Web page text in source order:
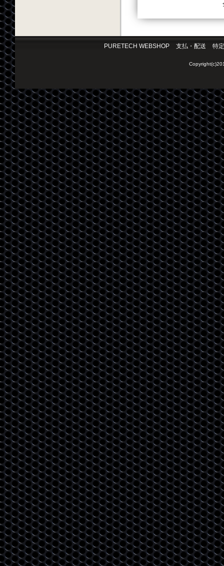
PURETECH WEBSHOP 支払・配送 特